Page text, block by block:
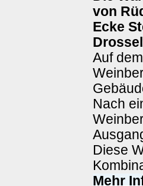
von
Ecke
Auf
Nach
Diese
Mehr